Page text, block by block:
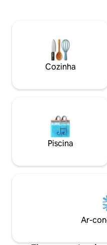
com ilha de mármore de
dimensões, 1 colchão
de luxo vendido pelo Hotel
com roupas de cama da
TWIN, banheiro privativo
com ventilador de teto no
principal e um sistema de
hóspedes dizem que o
mais impressionante
Licenças #23-NSTR-13400
oferece seus próprios
classe mundial, bares,
rio, juntamente com
Ele oferece um descanso
Cozinha
Piscina
Ar-